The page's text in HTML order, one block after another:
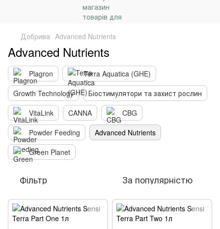
Добрива Advanced Nutrients
Advanced Nutrients
Plagron
Terra Aquatica (GHE)
Growth Technology
Біостимулятори та захист рослин
VitaLink
CANNA
CBG
Powder Feeding
Advanced Nutrients
Green Planet
Фільтр За популярністю